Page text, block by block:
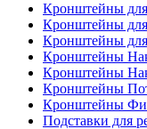
Кронштейны для
Кронштейны
Кронштейны
Кронштейны
Кронштейны
Кронштейны
Кронштейны
Подставки для